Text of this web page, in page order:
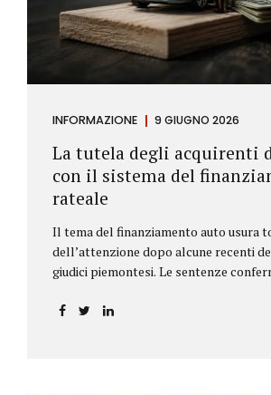
INFORMAZIONE 9 GIUGNO 2026
La tutela degli acquirenti
con il sistema del
rateale
Il tema del finanziamento auto usura
dell’attenzione dopo alcune recenti
giudici piemontesi. Le sentenze
incidere sul calcolo del tasso effettivo